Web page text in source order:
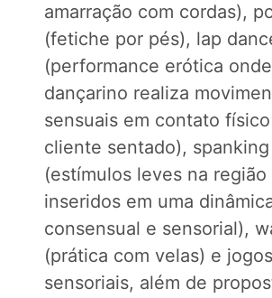
amarração com cordas),
(fetiche por pés), lap
(performance erótica
dançarino realiza
sensuais em contato
cliente sentado), spanking
(estímulos leves na
inseridos em uma
consensual e sensorial),
(prática com velas) e jogos
sensoriais, além de